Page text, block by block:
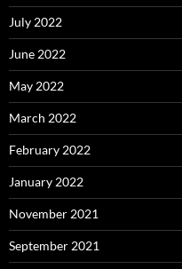
July 2022
June 2022
May 2022
March 2022
February 2022
January 2022
November 2021
September 2021